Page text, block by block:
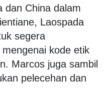
dan China dalam
Laospada
segera
kode etik
Marcos juga sambil
pelecehan dan